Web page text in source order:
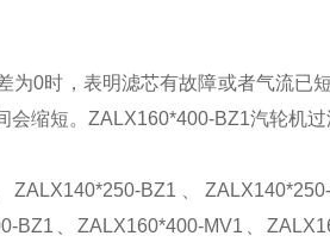
为0时，表明滤芯有故障或者气流已
缩短。 ZALX160*400-BZ1汽轮机
ZALX140*250-BZ1 、
BZ1 ZALX160*400-MV1